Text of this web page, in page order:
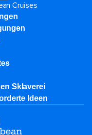
Cruises
Sklaverei
Ideen